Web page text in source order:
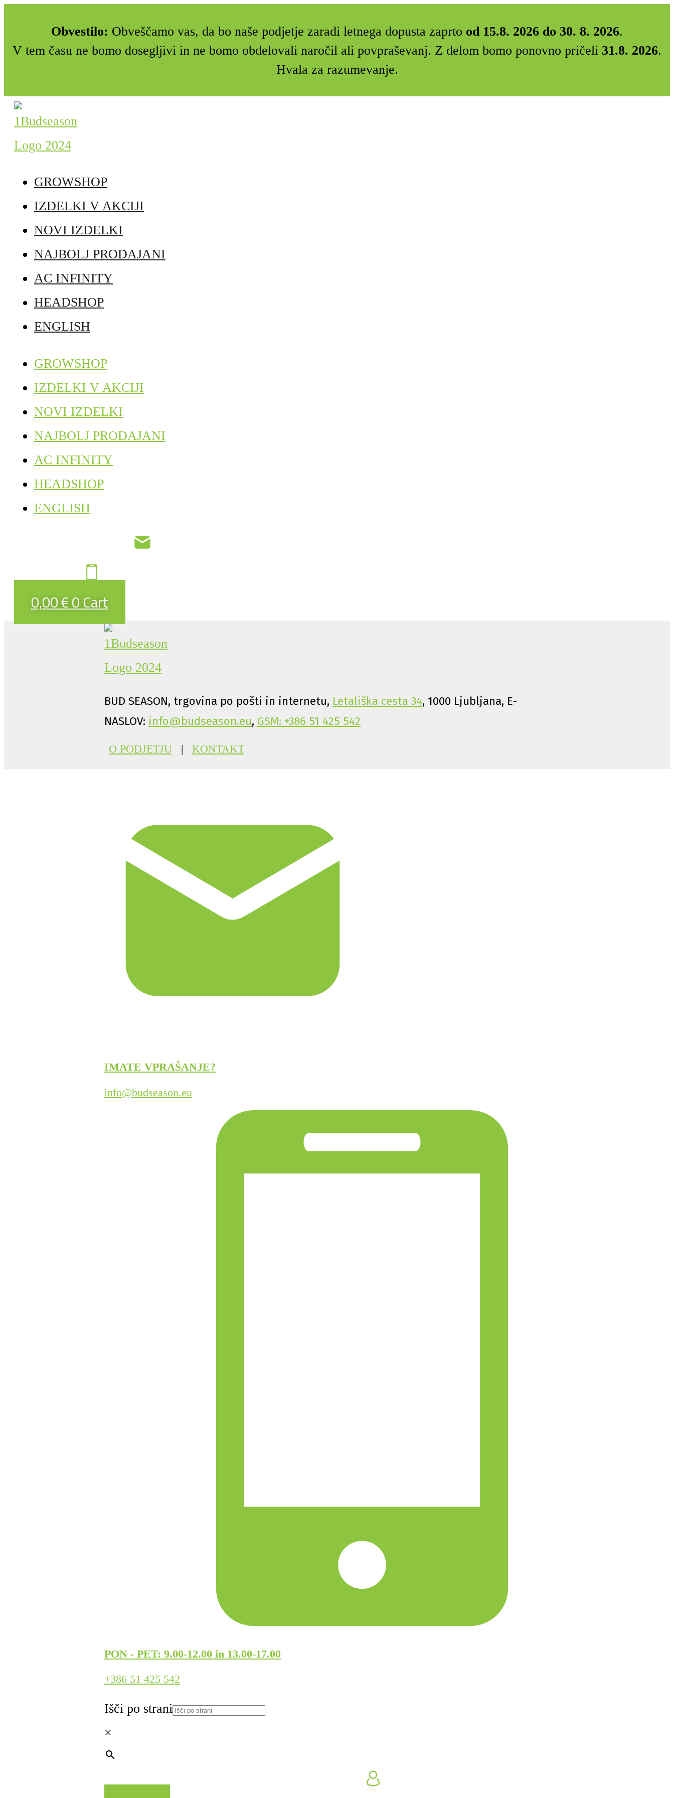
Obvestilo: Obveščamo vas, da bo naše podjetje zaradi letnega dopusta zaprto od 15.8. 2026 do 30. 8. 2026.
V tem času ne bomo dosegljivi in ne bomo obdelovali naročil ali povpraševanj. Z delom bomo ponovno pričeli 31.8. 2026.
Hvala za razumevanje.
GROWSHOP
IZDELKI V AKCIJI
NOVI IZDELKI
NAJBOLJ PRODAJANI
AC INFINITY
HEADSHOP
ENGLISH
GROWSHOP
IZDELKI V AKCIJI
NOVI IZDELKI
NAJBOLJ PRODAJANI
AC INFINITY
HEADSHOP
ENGLISH
0,00€0Cart
BUD SEASON, trgovina po pošti in internetu, Letališka cesta 34, 1000 Ljubljana, E-
NASLOV: info@budseason.eu, GSM: +386 51 425 542
O PODJETJU| KONTAKT
IMATE VPRAŠANJE?
info@budseason.eu
PON - PET: 9.00-12.00 in 13.00-17.00
+386 51 425 542
Išči po strani
×